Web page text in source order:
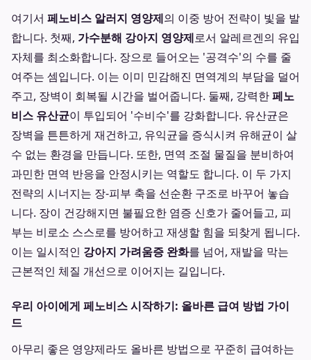
여기서 페노비스 알러지 영양제의 이중 방어 전략이 빛을 발
합니다. 첫째, 가수분해 강아지 영양제로서 알레르겐의 유입
자체를 최소화합니다. 장으로 들어오는 '공격수'의 수를 줄
여주는 셈입니다. 이는 이미 민감해진 면역계의 부담을 덜어
주고, 장벽이 회복될 시간을 벌어줍니다. 둘째, 강력한페노
비스 유산균이 투입되어 '수비수'를 강화합니다. 유산균은
장벽을 튼튼하게 재건하고, 유익균을 증식시켜 유해균이 살
수 없는 환경을 만듭니다. 또한, 면역 조절 물질을 분비하여
과민한 면역 반응을 안정시키는 역할도 합니다. 이 두 가지
전략의 시너지는 장-피부 축을 선순환 구조로 바꾸어 놓습
니다. 장이 건강해지면 불필요한 염증 신호가 줄어들고, 피
부는 비로소 스스로를 방어하고 재생할 힘을 되찾게 됩니다.
이는 일시적인 강아지 가려움증 완화를 넘어, 재발을 막는
근본적인 체질 개선으로 이어지는 길입니다.
우리 아이에게 페노비스 시작하기: 올바른 급여 방법 가이
드
아무리 좋은 영양제라도 올바른 방법으로 꾸준히 급여하는